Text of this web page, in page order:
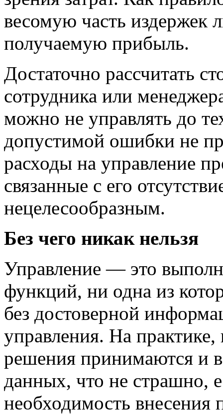
весомую часть издержек
получаемую прибыль.
Достаточно рассчитать
сотрудника или
можно не управлять до
допустимой ошибки не
расходы на управление
связанные с его
нецелесообразным.
Без чего никак нельзя
Управление — это
функций, ни одна из
без достоверной
управления. На
решения принимаются и
данных, что не страшно,
необходимость внесения